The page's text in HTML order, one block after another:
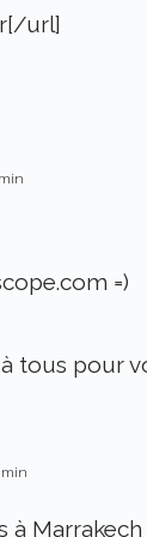
url]
=)
tous pour
min
à